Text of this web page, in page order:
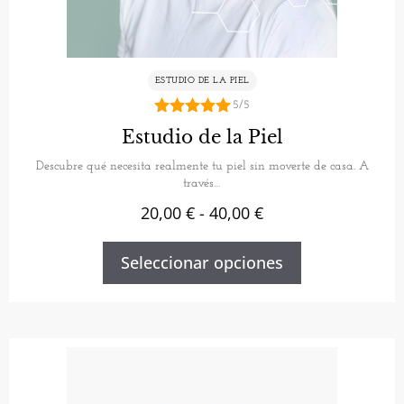
ESTUDIO DE LA PIEL
5.00
de 5
5/5
Estudio de la Piel
Descubre qué necesita realmente tu piel sin moverte de casa. A
través…
20,00 € - 40,00 €
Seleccionar opciones